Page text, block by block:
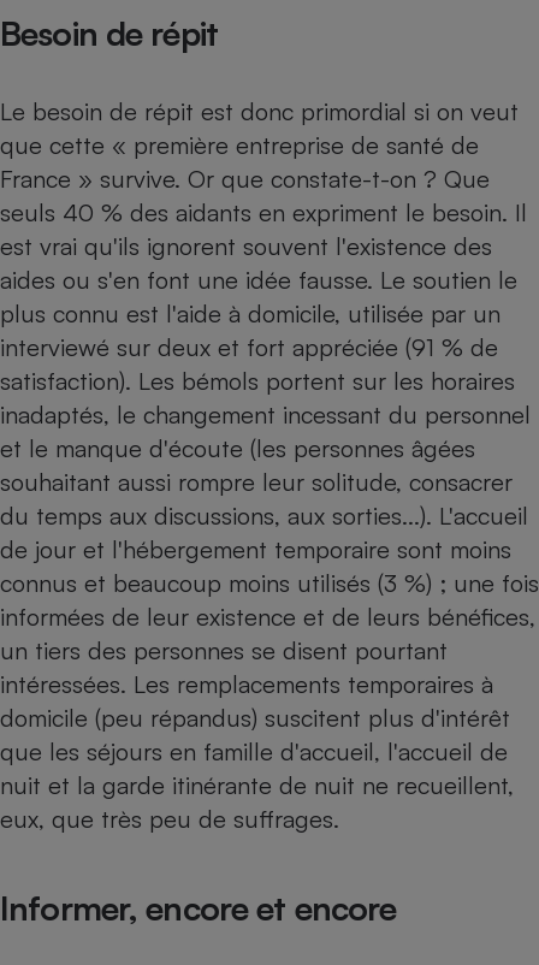
Besoin de répit
Le besoin de répit est donc primordial si on veut
que cette « première entreprise de santé de
France » survive. Or que constate-t-on ? Que
seuls 40 % des aidants en expriment le besoin. Il
est vrai qu'ils ignorent souvent l'existence des
aides ou s'en font une idée fausse. Le soutien le
plus connu est l'aide à domicile, utilisée par un
interviewé sur deux et fort appréciée (91 % de
satisfaction). Les bémols portent sur les horaires
inadaptés, le changement incessant du personnel
et le manque d'écoute (les personnes âgées
souhaitant aussi rompre leur solitude, consacrer
du temps aux discussions, aux sorties...). L'accueil
de jour et l'hébergement temporaire sont moins
connus et beaucoup moins utilisés (3 %) ; une fois
informées de leur existence et de leurs bénéfices,
un tiers des personnes se disent pourtant
intéressées. Les remplacements temporaires à
domicile (peu répandus) suscitent plus d'intérêt
que les séjours en famille d'accueil, l'accueil de
nuit et la garde itinérante de nuit ne recueillent,
eux, que très peu de suffrages.
Informer, encore et encore
Robot ménager